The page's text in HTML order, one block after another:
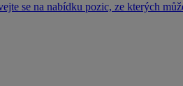
se na nabídku pozic, ze kterých